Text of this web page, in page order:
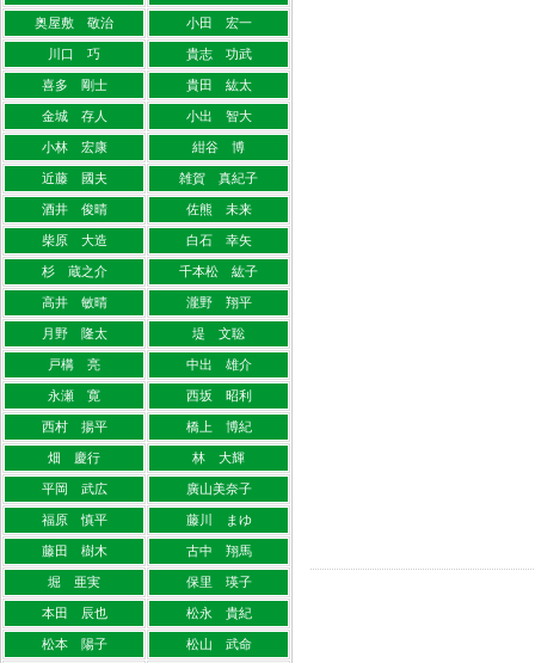
奥屋敷 敬治 小田 宏一
川口 巧 貴志 功武
喜多 剛士 貴田 紘太
金城 存人 小出 智大
小林 宏康 紺谷 博
近藤 國夫 雑賀 真紀子
酒井 俊晴 佐熊 未来
柴原 大造 白石 幸矢
杉 蔵之介 千本松 紘子
高井 敏晴 瀧野 翔平
月野 隆太 堤 文聡
戸構 亮 中出 雄介
永瀬 寛 西坂 昭利
西村 揚平 橋上 博紀
畑 慶行 林 大輝
平岡 武広 廣山美奈子
福原 慎平 藤川 まゆ
藤田 樹木 古中 翔馬
堀 亜実 保里 瑛子
本田 辰也 松永 貴紀
松本 陽子 松山 武命